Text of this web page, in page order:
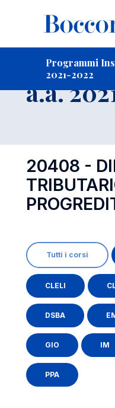
Programmi
2021-2022
a.a.
20408 -
Tutti i corsi
CLELI
DSBA
GIO IM
PPA